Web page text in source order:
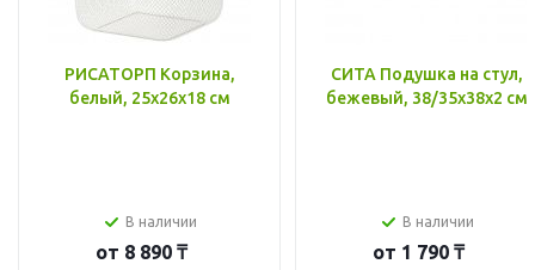
РИСАТОРП Корзина,
белый, 25x26x18 см
В наличии
от 8 890 ₸
СИТА Подушка на стул,
бежевый, 38/35x38x2 см
В наличии
от 1 790 ₸